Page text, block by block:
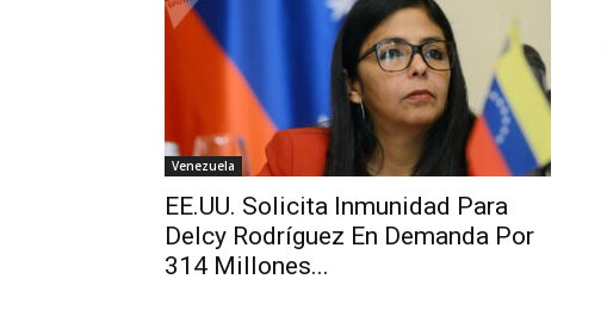
Venezuela
EE.UU. Solicita Inmunidad Para
Delcy Rodríguez En Demanda Por
314 Millones...